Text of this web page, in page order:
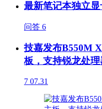
最新笔记本独立显
问答 6
技嘉发布B550M
板，支持锐龙处
7 07.31